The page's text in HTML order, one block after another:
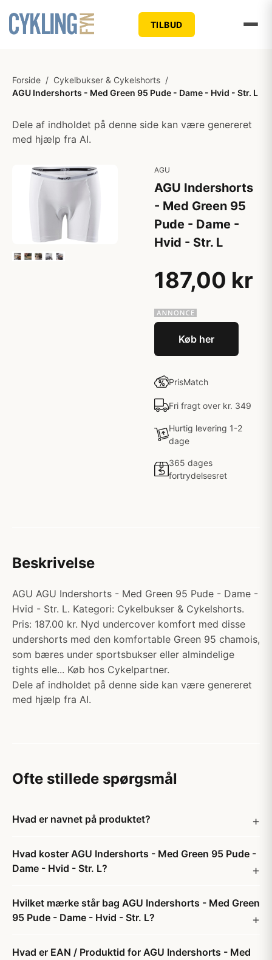
TILBUD
Forside / Cykelbukser & Cykelshorts /
AGU Indershorts - Med Green 95 Pude - Dame - Hvid - Str. L
Dele af indholdet på denne side kan være genereret
med hjælp fra AI.
AGU
AGU Indershorts
- Med Green 95
Pude - Dame -
Hvid - Str. L
187,00 kr
Køb her
PrisMatch
Fri fragt over kr. 349
Hurtig levering 1-2
dage
365 dages
fortrydelsesret
Beskrivelse
AGU AGU Indershorts - Med Green 95 Pude - Dame -
Hvid - Str. L. Kategori: Cykelbukser & Cykelshorts.
Pris: 187.00 kr. Nyd undercover komfort med disse
undershorts med den komfortable Green 95 chamois,
som bæres under sportsbukser eller almindelige
tights elle... Køb hos Cykelpartner.
Dele af indholdet på denne side kan være genereret
med hjælp fra AI.
Ofte stillede spørgsmål
Hvad er navnet på produktet?
Hvad koster AGU Indershorts - Med Green 95 Pude -
Dame - Hvid - Str. L?
Hvilket mærke står bag AGU Indershorts - Med Green
95 Pude - Dame - Hvid - Str. L?
Hvad er EAN / Produktid for AGU Indershorts - Med